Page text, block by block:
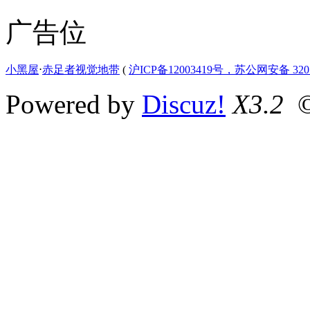
广告位
小黑屋⋅赤足者视觉地带 ( 沪ICP备12003419号，苏公网安备
Powered by Discuz! X3.2